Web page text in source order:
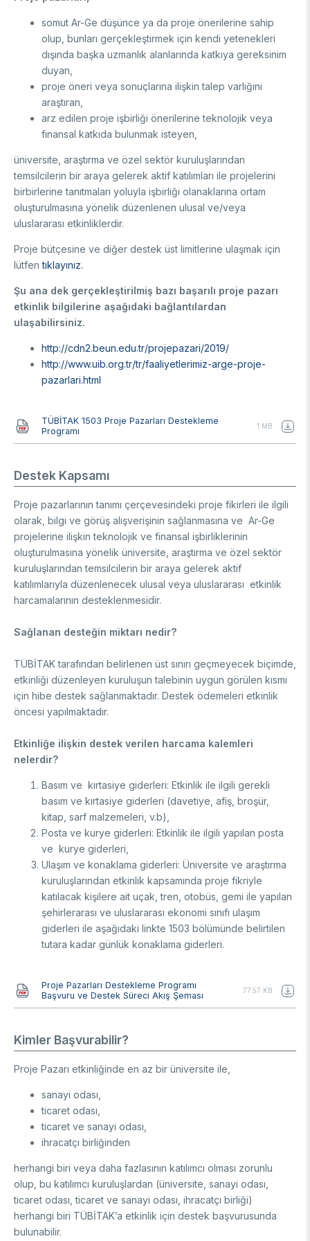
Üretken Yapay Zekâ Rehberi
DESTEKLER
Akademik
Ulusal Programlar
Uluslararası Programlar
Sanayi
Ulusal Programlar
Uluslararası Programlar
Bilim & Toplum
Uluslararası Programlar
Bilimsel Etkinlik
Etkinlik Düzenleme
Etkinliklere Katılım
Uluslararası Destekler
Uluslararası İş Birlikleri
İkili İş Birliği Programları
Çok Taraflı Programlar
AB Çerçeve Programları
BURSLAR
Lisans / Önlisans
Mentorluk Desteği Programı
Burs Programları
Destek Programları
Lisansüstü
Eğitim Burs Programları
Uluslararası Burslar
Doktora Sonrası
Araştırma Burs Programları
Uluslararası Burslar
Uluslararası
AR-GE FAALİYETLERİMİZ
Enerji Teknolojileri
Malzeme ve Proses Teknolojileri
BİLGEM
Bilişim Teknolojileri Enstitüsü (BTE)
Siber Güvenlik Enstitüsü (SGE)
Ulusal Elektronik ve Kriptoloji Araştırma Enstitüsü (UEKAE)
Yapay Zekâ Enstitüsü (YZE)
Yazılım Teknolojileri Araştırma Enstitüsü (YTE)
İleri Teknolojiler Araştırma Enstitüsü (İLTAREN)
AR-GE Birimleri
Raylı Ulaşım Teknolojileri Enstitüsü (RUTE)
Savunma Sanayii Araştırma ve Geliştirme Enstitüsü (SAGE)
TEKSEB ve TEKNOPARK
Temel Bilimler Araştırma Enstitüsü (TBAE)
Türkiye Sanayi Sevk ve İdare Enstitüsü (TÜSSİDE)
Ulusal Metroloji Enstitüsü (UME)
Uzay Teknolojileri Araştırma Enstitüsü (UZAY)
Kutup Araştırmaları Enstitüsü (KARE)
AR-GE Kolaylık Birimleri
Bursa Test ve Analiz Laboratuvarı (BUTAL)
Ulusal Akademik Ağ ve Bilgi Merkezi (ULAKBİM)
Haber Arşivi
KVKK Aydınlatma metni
somut Ar-Ge düşünce ya da proje önerilerine sahip
olup, bunları gerçekleştirmek için kendi yetenekleri
dışında başka uzmanlık alanlarında katkıya gereksinim
duyan,
proje öneri veya sonuçlarına ilişkin talep varlığını
araştıran,
arz edilen proje işbirliği önerilerine teknolojik veya
finansal katkıda bulunmak isteyen,
üniversite, araştırma ve özel sektör kuruluşlarından
temsilcilerin bir araya gelerek aktif katılımları ile projelerini
birbirlerine tanıtmaları yoluyla işbirliği olanaklarına ortam
oluşturulmasına yönelik düzenlenen ulusal ve/veya
uluslararası etkinliklerdir.
Proje bütçesine ve diğer destek üst limitlerine ulaşmak için
lütfentıklayınız.
Şu ana dek gerçekleştirilmiş bazı başarılı proje pazarı
etkinlik bilgilerine aşağıdaki bağlantılardan
ulaşabilirsiniz.
http://cdn2.beun.edu.tr/projepazari/2019/
http://www.uib.org.tr/tr/faaliyetlerimiz-arge-proje-
pazarlari.html
TÜBİTAK 1503 Proje Pazarları Destekleme
Programı
1 MB
Destek Kapsamı
Proje pazarlarının tanımı çerçevesindeki proje fikirleri ile ilgili
olarak, bilgi ve görüş alışverişinin sağlanmasına ve Ar-Ge
projelerine ilişkin teknolojik ve finansal işbirliklerinin
oluşturulmasına yönelik üniversite, araştırma ve özel sektör
kuruluşlarından temsilcilerin bir araya gelerek aktif
katılımlarıyla düzenlenecek ulusal veya uluslararası etkinlik
harcamalarının desteklenmesidir.
Sağlanan desteğin miktarı nedir?
TÜBİTAK tarafından belirlenen üst sınırı geçmeyecek biçimde,
etkinliği düzenleyen kuruluşun talebinin uygun görülen kısmı
için hibe destek sağlanmaktadır. Destek ödemeleri etkinlik
öncesi yapılmaktadır.
Etkinliğe ilişkin destek verilen harcama kalemleri
nelerdir?
Basım ve kırtasiye giderleri: Etkinlik ile ilgili gerekli
basım ve kırtasiye giderleri (davetiye, afiş, broşür,
kitap, sarf malzemeleri, v.b),
Posta ve kurye giderleri: Etkinlik ile ilgili yapılan posta
ve kurye giderleri,
Ulaşım ve konaklama giderleri: Üniversite ve araştırma
kuruluşlarından etkinlik kapsamında proje fikriyle
katılacak kişilere ait uçak, tren, otobüs, gemi ile yapılan
şehirlerarası ve uluslararası ekonomi sınıfı ulaşım
giderleri ile aşağıdaki linkte 1503 bölümünde belirtilen
tutara kadar günlük konaklama giderleri.
Proje Pazarları Destekleme Programı
Başvuru ve Destek Süreci Akış Şeması
77.57 KB
Kimler Başvurabilir?
Proje Pazarı etkinliğinde en az bir üniversite ile,
sanayi odası,
ticaret odası,
ticaret ve sanayi odası,
ihracatçı birliğinden
herhangi biri veya daha fazlasının katılımcı olması zorunlu
olup, bu katılımcı kuruluşlardan (üniversite, sanayi odası,
ticaret odası, ticaret ve sanayi odası, ihracatçı birliği)
herhangi biri TÜBİTAK’a etkinlik için destek başvurusunda
bulunabilir.